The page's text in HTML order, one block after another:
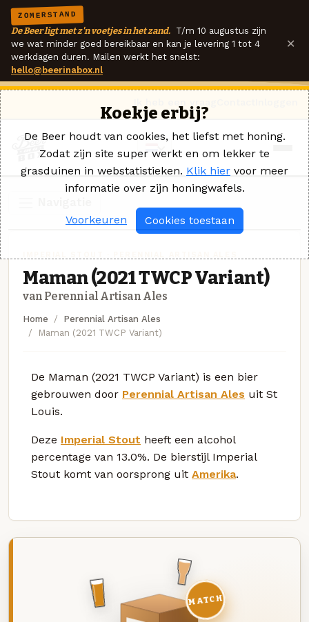
ZOMERSTAND
De Beer ligt met z'n voetjes in het zand. T/m 10 augustus zijn
we wat minder goed bereikbaar en kan je levering 1 tot 4
werkdagen duren. Mailen werkt het snelst:
hello@beerinabox.nl
×
Maman (2021 TWCP Variant)
van Perennial Artisan Ales
Home
Perennial Artisan Ales
Maman (2021 TWCP Variant)
De Maman (2021 TWCP Variant) is een bier
gebrouwen door Perennial Artisan Ales uit St
Louis.
Deze Imperial Stout heeft een alcohol
percentage van 13.0%. De bierstijl Imperial
Stout komt van oorsprong uit Amerika.
MATCH
Koekje erbij?
De Beer houdt van cookies, het liefst met honing.
Zodat zijn site super werkt en om lekker te
grasduinen in webstatistieken. Klik hier voor meer
informatie over zijn honingwafels.
Voorkeuren Cookies toestaan